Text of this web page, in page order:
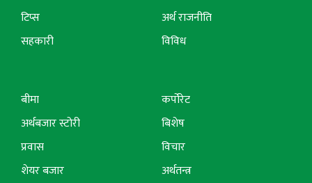
टिप्स
सहकारी
अर्थ राजनीति
विविध
बीमा
अर्थबजार स्टोरी
प्रवास
शेयर बजार
कर्पोरेट
बिशेष
विचार
अर्थतन्त्र